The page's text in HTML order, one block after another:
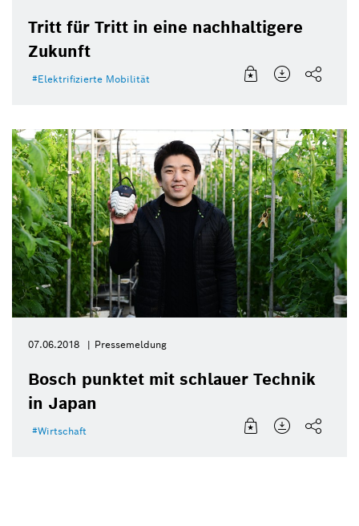
Tritt für Tritt in eine nachhaltigere
Zukunft
Elektrifizierte Mobilität
07.06.2018 Pressemeldung
Bosch punktet mit schlauer Technik
in Japan
Wirtschaft